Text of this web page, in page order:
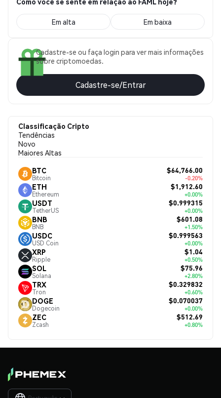
Em alta Em baixa
Cadastre-se ou faça login para ver mais informações
sobre criptomoedas.
Cadastre-se/Entrar
Classificação Cripto
Tendências
Novo
Maiores Altas
BTC
Bitcoin
$64,766.00
-0.20%
ETH
Ethereum
$1,912.60
+0.00%
USDT
TetherUS
$0.999315
+0.00%
BNB
BNB
$601.08
+1.50%
USDC
USD Coin
$0.999563
+0.00%
XRP
Ripple
$1.04
+0.50%
SOL
Solana
$75.96
+2.80%
TRX
Tron
$0.329832
+0.60%
DOGE
Dogecoin
$0.070037
+0.00%
ZEC
Zcash
$512.69
+0.80%